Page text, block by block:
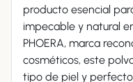
producto esencial
impecable y natural
PHOERA, marca
cosméticos, este
tipo de piel y